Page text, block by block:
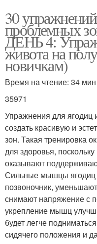
30
проблемных
ДЕНЬ 4:
живота на
новичкам)
Время на чтение: 34 мин
35971
Упражнения для ягодиц
создать красивую и
зон. Такая тренировка
для здоровья,
оказывают
Сильные мышцы ягодиц
позвоночник,
снимают напряжение с
укрепление мышц
будет легче
сидячего положения и